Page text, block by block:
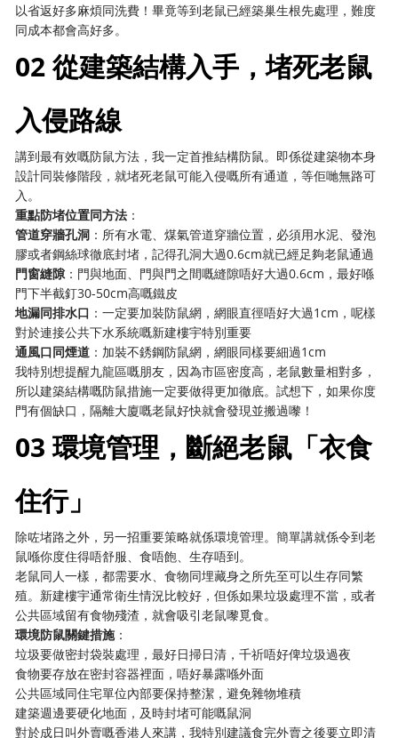
以省返好多麻煩同洗費！畢竟等到老鼠已經築巢生根先處理，難度
同成本都會高好多。
02 從建築結構入手，堵死老鼠
入侵路線
講到最有效嘅防鼠方法，我一定首推結構防鼠。即係從建築物本身
設計同裝修階段，就堵死老鼠可能入侵嘅所有通道，等佢哋無路可
入。
重點防堵位置同方法 ：
管道穿牆孔洞 ：所有水電、煤氣管道穿牆位置，必須用水泥、發泡
膠或者鋼絲球徹底封堵，記得孔洞大過0.6cm就已經足夠老鼠通過
門窗縫隙：門與地面、門與門之間嘅縫隙唔好大過0.6cm，最好喺
門下半截釘30-50cm高嘅鐵皮
地漏同排水口 ：一定要加裝防鼠網，網眼直徑唔好大過1cm，呢樣
對於連接公共下水系統嘅新建樓宇特別重要
通風口同煙道 ：加裝不銹鋼防鼠網，網眼同樣要細過1cm
我特別想提醒九龍區嘅朋友，因為市區密度高，老鼠數量相對多，
所以建築結構嘅防鼠措施一定要做得更加徹底。試想下，如果你度
門有個缺口，隔離大廈嘅老鼠好快就會發現並搬過嚟！
03 環境管理，斷絕老鼠「衣食
住行」
除咗堵路之外，另一招重要策略就係環境管理。簡單講就係令到老
鼠喺你度住得唔舒服、食唔飽、生存唔到。
老鼠同人一樣，都需要水、食物同埋藏身之所先至可以生存同繁
殖。新建樓宇通常衛生情況比較好，但係如果垃圾處理不當，或者
公共區域留有食物殘渣，就會吸引老鼠嚟覓食。
環境防鼠關鍵措施：
垃圾要做密封袋裝處理，最好日掃日清，千祈唔好俾垃圾過夜
食物要存放在密封容器裡面，唔好暴露喺外面
公共區域同住宅單位內部要保持整潔，避免雜物堆積
建築週邊要硬化地面，及時封堵可能嘅鼠洞
對於成日叫外賣嘅香港人來講，我特別建議食完外賣之後要立即清